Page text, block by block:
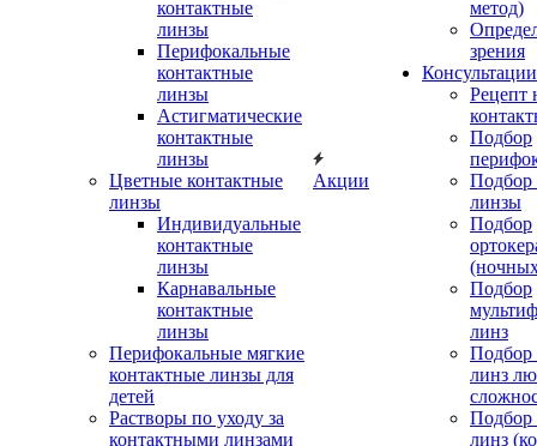
контактные
линзы
Перифокальные
контактные
линзы
Астигматические
контактные
линзы
Цветные контактные
линзы
Индивидуальные
контактные
линзы
Карнавальные
контактные
линзы
Перифокальные мягкие
контактные линзы для
детей
Растворы по уходу за
контактными линзами
Акции
метод)
зрения
Рецепт
Подбор
Подбор
линзы
Подбор
Подбор
линз
Подбор
линз
Подбор
линз